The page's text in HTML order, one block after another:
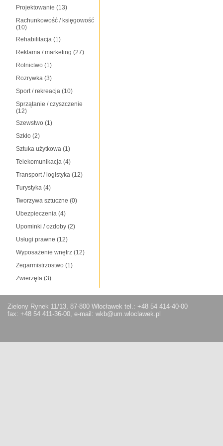
Projektowanie (13)
Rachunkowość / księgowość
(10)
Rehabilitacja (1)
Reklama / marketing (27)
Rolnictwo (1)
Rozrywka (3)
Sport / rekreacja (10)
Sprzątanie / czyszczenie
(12)
Szewstwo (1)
Szkło (2)
Sztuka użytkowa (1)
Telekomunikacja (4)
Transport / logistyka (12)
Turystyka (4)
Tworzywa sztuczne (0)
Ubezpieczenia (4)
Upominki / ozdoby (2)
Usługi prawne (12)
Wyposażenie wnętrz (12)
Zegarmistrzostwo (1)
Zwierzęta (3)
Zielony Rynek 11/13, 87-800 Włocławek tel.: +48 54 414-40-00
fax: +48 54 411-36-00, e-mail: wkb@um.wloclawek.pl